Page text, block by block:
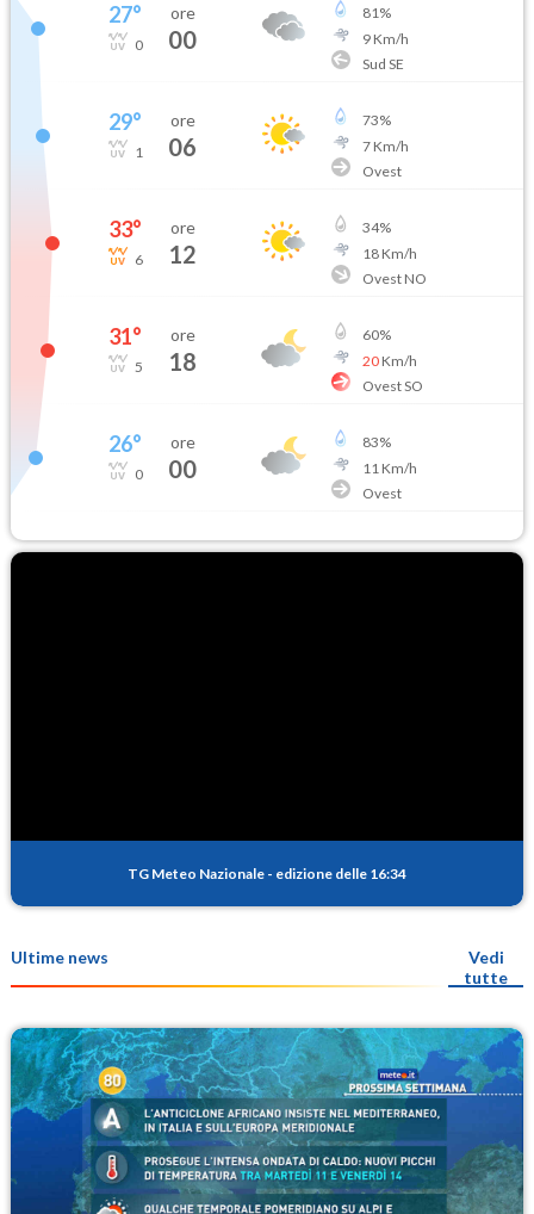
27°
0
ore
00
81%
9Km/h
Sud SE
29°
1
ore
06
73%
7Km/h
Ovest
33°
6
ore
12
34%
18Km/h
Ovest NO
31°
5
ore
18
60%
20Km/h
Ovest SO
26°
0
ore
00
83%
11 Km/h
Ovest
TG Meteo Nazionale - edizione delle 16:34
Ultime news
Vedi
tutte